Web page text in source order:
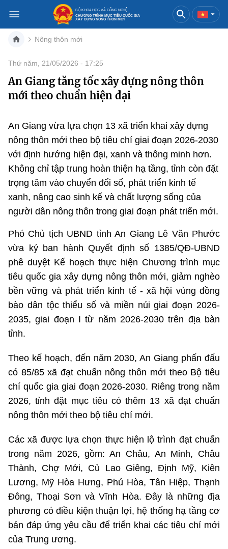
BỘ KHOA HỌC VÀ CÔNG NGHỆ
CHƯƠNG TRÌNH MỤC TIÊU QUỐC GIA
XÂY DỰNG NÔNG THÔN MỚI
Danh mục
Trang chủ
Tin tức
Chuyển đổi số nông thôn
Địa phương tiêu biểu
Multimedia
Chính sách
Chọn ngôn ngữ
English
TRUNG TÂM THÔNG TIN
Liên hệ
banbientap@mic.gov.vn
024.3556.3461
Ban Biên tập Cổng TTĐT - 18 Nguyễn Du, TP. Hà Nội
Theo dõi MIC trên
Thông tin khác
Hệ thống nội bộ
Điều khoản sử dụng
Nông thôn mới
Thứ năm, 21/05/2026 - 17:25
An Giang tăng tốc xây dựng nông thôn
mới theo chuẩn hiện đại
An Giang vừa lựa chọn 13 xã triển khai xây dựng
nông thôn mới theo bộ tiêu chí giai đoạn 2026-2030
với định hướng hiện đại, xanh và thông minh hơn.
Không chỉ tập trung hoàn thiện hạ tầng, tỉnh còn đặt
trọng tâm vào chuyển đổi số, phát triển kinh tế
xanh, nâng cao sinh kế và chất lượng sống của
người dân nông thôn trong giai đoạn phát triển mới.
Phó Chủ tịch UBND tỉnh An Giang Lê Văn Phước
vừa ký ban hành Quyết định số 1385/QĐ-UBND
phê duyệt Kế hoạch thực hiện Chương trình mục
tiêu quốc gia xây dựng nông thôn mới, giảm nghèo
bền vững và phát triển kinh tế - xã hội vùng đồng
bào dân tộc thiểu số và miền núi giai đoạn 2026-
2035, giai đoạn I từ năm 2026-2030 trên địa bàn
tỉnh.
Theo kế hoạch, đến năm 2030, An Giang phấn đấu
có 85/85 xã đạt chuẩn nông thôn mới theo Bộ tiêu
chí quốc gia giai đoạn 2026-2030. Riêng trong năm
2026, tỉnh đặt mục tiêu có thêm 13 xã đạt chuẩn
nông thôn mới theo bộ tiêu chí mới.
Các xã được lựa chọn thực hiện lộ trình đạt chuẩn
trong năm 2026, gồm: An Châu, An Minh, Châu
Thành, Chợ Mới, Cù Lao Giêng, Định Mỹ, Kiên
Lương, Mỹ Hòa Hưng, Phú Hòa, Tân Hiệp, Thạnh
Đông, Thoại Sơn và Vĩnh Hòa. Đây là những địa
phương có điều kiện thuận lợi, hệ thống hạ tầng cơ
bản đáp ứng yêu cầu để triển khai các tiêu chí mới
của Trung ương.